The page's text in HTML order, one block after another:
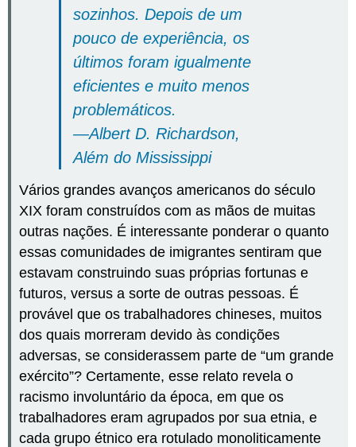
sozinhos. Depois de um
pouco de experiência, os
últimos foram igualmente
eficientes e muito menos
problemáticos.
—Albert D. Richardson,
Além do Mississippi
Vários grandes avanços americanos do século
XIX foram construídos com as mãos de muitas
outras nações. É interessante ponderar o quanto
essas comunidades de imigrantes sentiram que
estavam construindo suas próprias fortunas e
futuros, versus a sorte de outras pessoas. É
provável que os trabalhadores chineses, muitos
dos quais morreram devido às condições
adversas, se considerassem parte de “um grande
exército”? Certamente, esse relato revela o
racismo involuntário da época, em que os
trabalhadores eram agrupados por sua etnia, e
cada grupo étnico era rotulado monoliticamente